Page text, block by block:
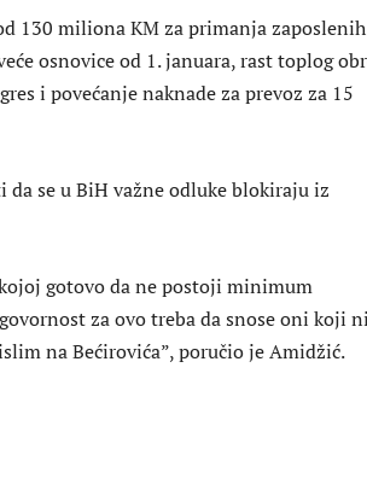
130 miliona KM za primanja
osnovice od 1. januara, rast toplog
i povećanje naknade za prevoz za 15
se u BiH važne odluke blokiraju iz
gotovo da ne postoji minimum
za ovo treba da snose oni koji
na Bećirovića”, poručio je Amidžić.